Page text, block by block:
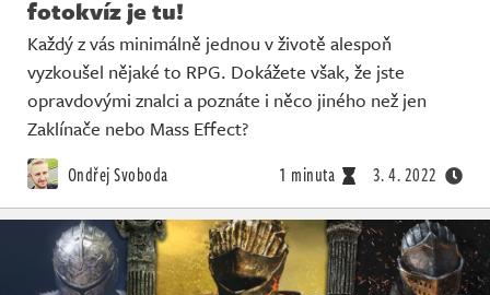
fotokvíz je tu!
Každý z vás minimálně jednou v životě alespoň
vyzkoušel nějaké to RPG. Dokážete však, že jste
opravdovými znalci a poznáte i něco jiného než jen
Zaklínače nebo Mass Effect?
Ondřej Svoboda 1 minuta 3. 4. 2022